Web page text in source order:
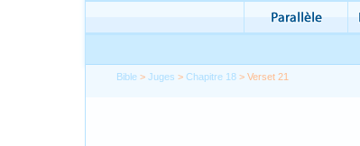
Bible >Juges >Chapitre 18 > Verset 21